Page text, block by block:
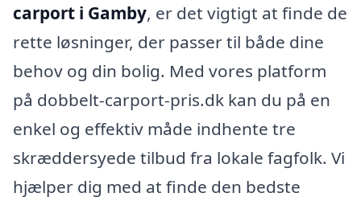
carport i Gamby, er det vigtigt at finde de
rette løsninger, der passer til både dine
behov og din bolig. Med vores platform
på dobbelt-carport-pris.dk kan du på en
enkel og effektiv måde indhente tre
skræddersyede tilbud fra lokale fagfolk. Vi
hjælper dig med at finde den bedste